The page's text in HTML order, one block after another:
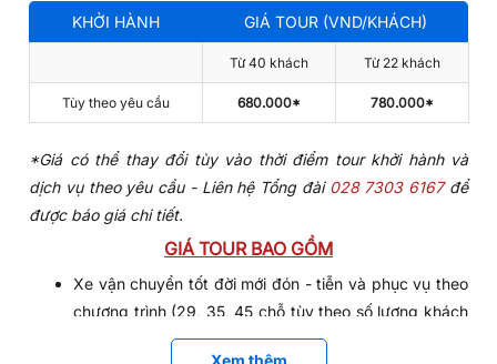
13h30:Qúy khách tập trung tại sân cỏ, tham gia các trò
chơi vận động hấp dẫn trong tour team buildingvới chủ đề
"Quay về tuổi thơ" như:Cướp cờ,kéo co kỳ lạ,đua bao bố,
rồng rắn lên mây.
HDV sẽ trao những phần quà hấp dẫn cho những ai giành
được chiến thắng trong trò chơi.
16h30:Đoàn tập trung về lại TPHCM. Xe trả khách tại điểm
đón ban đầu. Kết thúc tour du lịch team buiding Thác Giang
hấp dẫn. Hướng dẫn viên chia tay, chào tạm biệt và
hẹn gặp lại quý khách trong các hành trình khác.
KHỞI HÀNH GIÁ TOUR (VND/KHÁCH)
Từ 40 khách Từ 22 khách
Tùy theo yêu cầu 680.000* 780.000*
*Giá có thể thay đổi tùy vào thời điểm tour khởi hành và
dịch vụ theo yêu cầu - Liên hệ Tổng đài 028 7303 6167để
được báo giá chi tiết.
GIÁ TOUR BAO GỒM
Xe vận chuyển tốt đời mới đón - tiễn và phục vụ theo
chương trình (29, 35, 45 chỗ tùy theo số lượng khách
của mỗi tour).